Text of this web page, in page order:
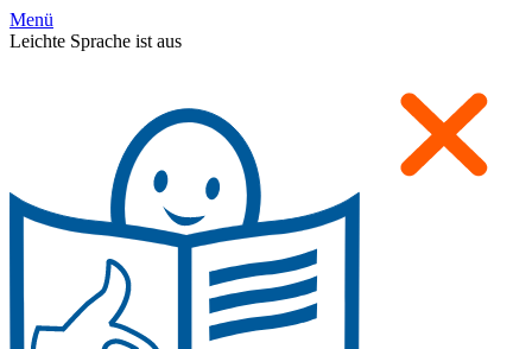
Menü
Leichte Sprache ist aus